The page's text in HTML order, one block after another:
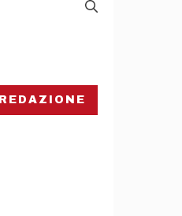
REDAZIONE